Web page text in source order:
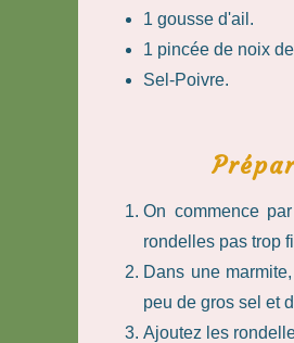
1 gousse d'ail.
1 pincée de noix
Sel-Poivre.
On commence
rondelles pas trop
Dans une
peu de gros sel et
Ajoutez les